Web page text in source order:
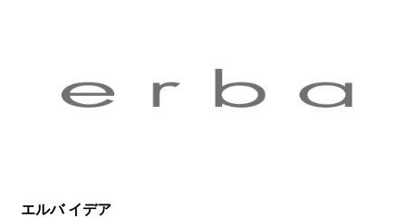
エルバ イデア